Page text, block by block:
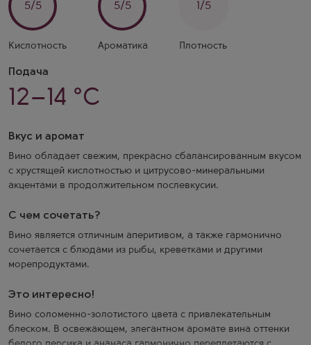
Подача
12–14 °C
Вкус и аромат
Вино обладает свежим, прекрасно сбалансированным вкусом
с хрустящей кислотностью и цитрусово-минеральными
акцентами в продолжительном послевкусии.
С чем сочетать?
Вино является отличным аперитивом, а также гармонично
сочетается с блюдами из рыбы, креветками и другими
морепродуктами.
Это интересно!
Вино соломенно-золотистого цвета с привлекательным
блеском. В освежающем, элегантном аромате вина оттенки
5/5
Кислотность
5/5
Ароматика
1/5
Плотность